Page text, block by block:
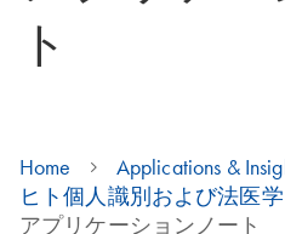
ト
Home
Applications &
ヒト個人識別および法医学
アプリケーションノート